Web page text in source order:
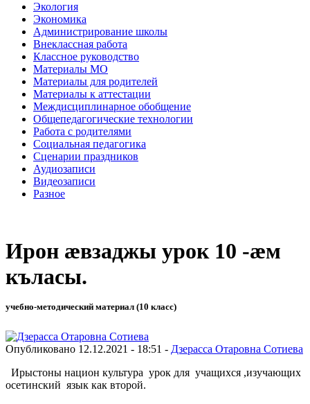
Экология
Экономика
Администрирование школы
Внеклассная работа
Классное руководство
Материалы МО
Материалы для родителей
Материалы к аттестации
Междисциплинарное обобщение
Общепедагогические технологии
Работа с родителями
Социальная педагогика
Сценарии праздников
Аудиозаписи
Видеозаписи
Разное
Ирон æвзаджы урок 10 -æм
къласы.
учебно-методический материал (10 класс)
Опубликовано 12.12.2021 - 18:51 - Дзерасса Отаровна Сотиева
Ирыстоны национ культура урок для учащихся ,изучающих
осетинский язык как второй.